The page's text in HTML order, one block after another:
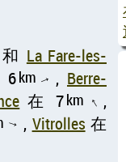
La Fare-les-
km ↑ , Berre-
在 7km ↑ ,
↑ , Vitrolles 在